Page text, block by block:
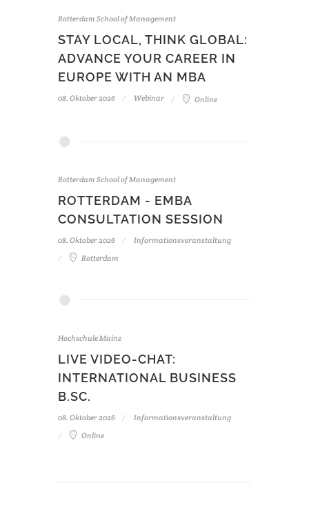
Rotterdam School of Management
STAY LOCAL, THINK GLOBAL:
ADVANCE YOUR CAREER IN
EUROPE WITH AN MBA
08. Oktober 2026 Webinar Online
Rotterdam School of Management
ROTTERDAM - EMBA
CONSULTATION SESSION
08. Oktober 2026
Informationsveranstaltung
Rotterdam
Hochschule Mainz
LIVE VIDEO-CHAT:
INTERNATIONAL BUSINESS
B.SC.
08. Oktober 2026
Informationsveranstaltung
Online